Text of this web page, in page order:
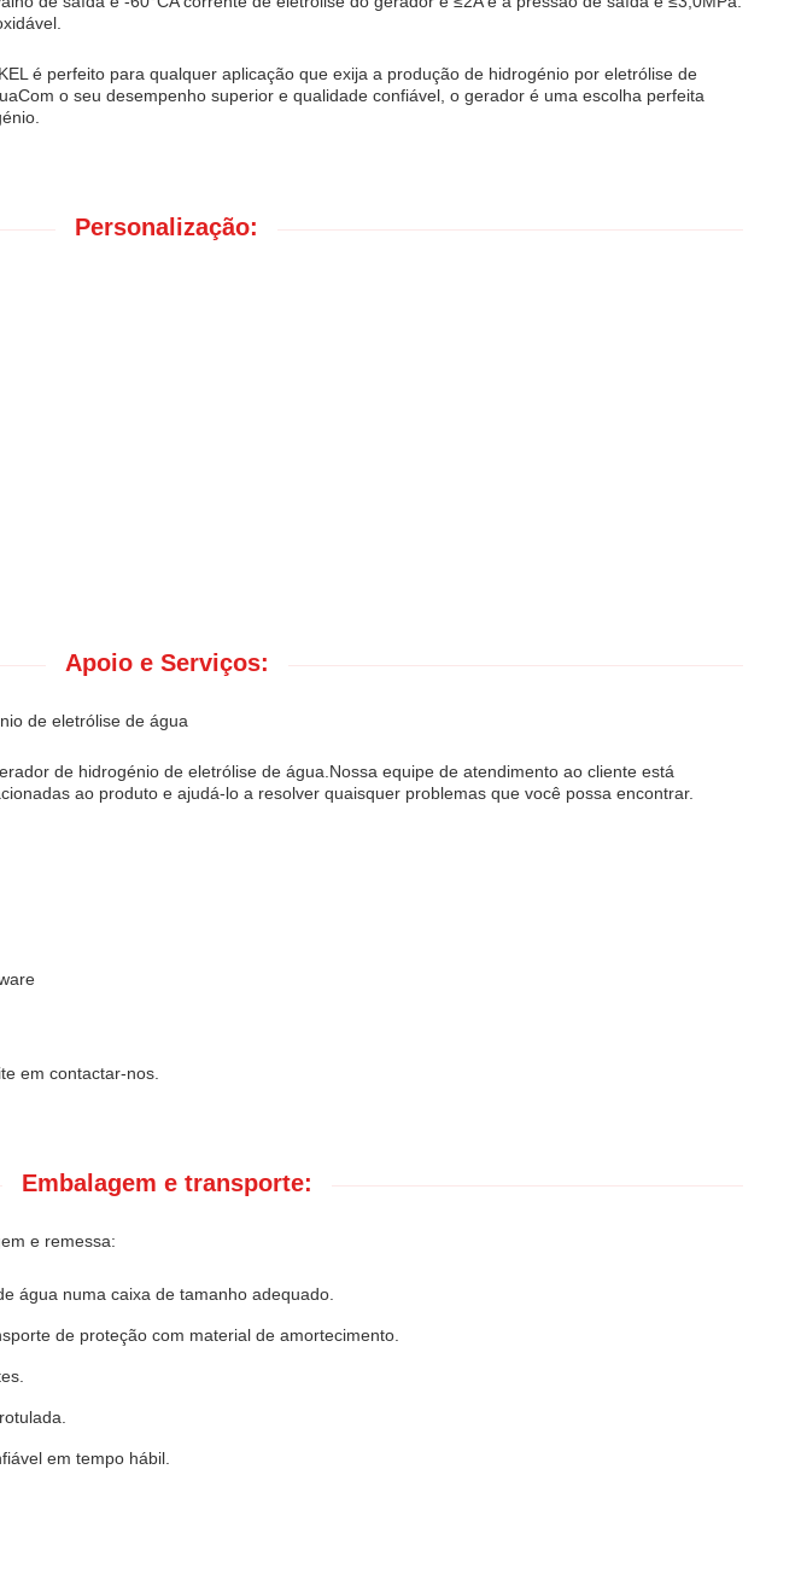
é perfeito para qualquer aplicação que exija a produção de hidrogénio por eletrólise de
o seu desempenho superior e qualidade confiável, o gerador é uma escolha perfeita
Personalização:
Apoio e Serviços:
de eletrólise de água
de hidrogénio de eletrólise de água.Nossa equipe de atendimento ao cliente está
ao produto e ajudá-lo a resolver quaisquer problemas que você possa encontrar.
em contactar-nos.
Embalagem e transporte:
e remessa:
água numa caixa de tamanho adequado.
de proteção com material de amortecimento.
em tempo hábil.